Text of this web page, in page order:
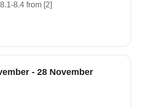
8.4 from [2]
- 28 November